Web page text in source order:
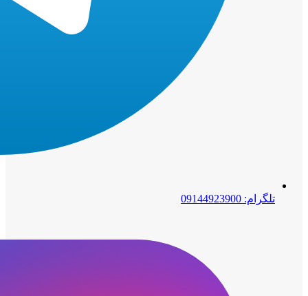
تلگرام: 09144923900